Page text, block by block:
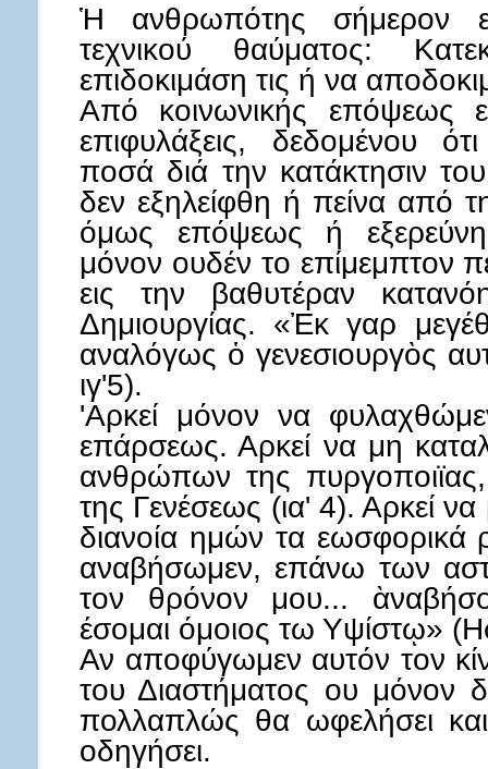
Ἡ ανθρωπότης σήμερον
τεχνικού θαύματος:
επιδοκιμάση τις ή να
Από κοινωνικής επόψεως
επιφυλάξεις, δεδομένου
ποσά διά την κατάκτησιν
δεν εξηλείφθη ή πείνα από
όμως επόψεως ή
μόνον ουδέν το επίμεμπτον
εις την βαθυτέραν
Δημιουργίας. «Ἐκ γαρ
αναλόγως ὁ γενεσιουργὸς
ιγ'5).
'Αρκεί μόνον να
επάρσεως. Αρκεί να μη
ανθρώπων της
της Γενέσεως (ια' 4). Αρκεί να
διανοία ημών τα εωσφορικά
αναβήσωμεν, επάνω των
τον θρόνον μου...
έσομαι όμοιος τω Υψίστῳ»
Αν αποφύγωμεν αυτόν τον
του Διαστήματος ου μόνον
πολλαπλώς θα ωφελήσει
οδηγήσει.